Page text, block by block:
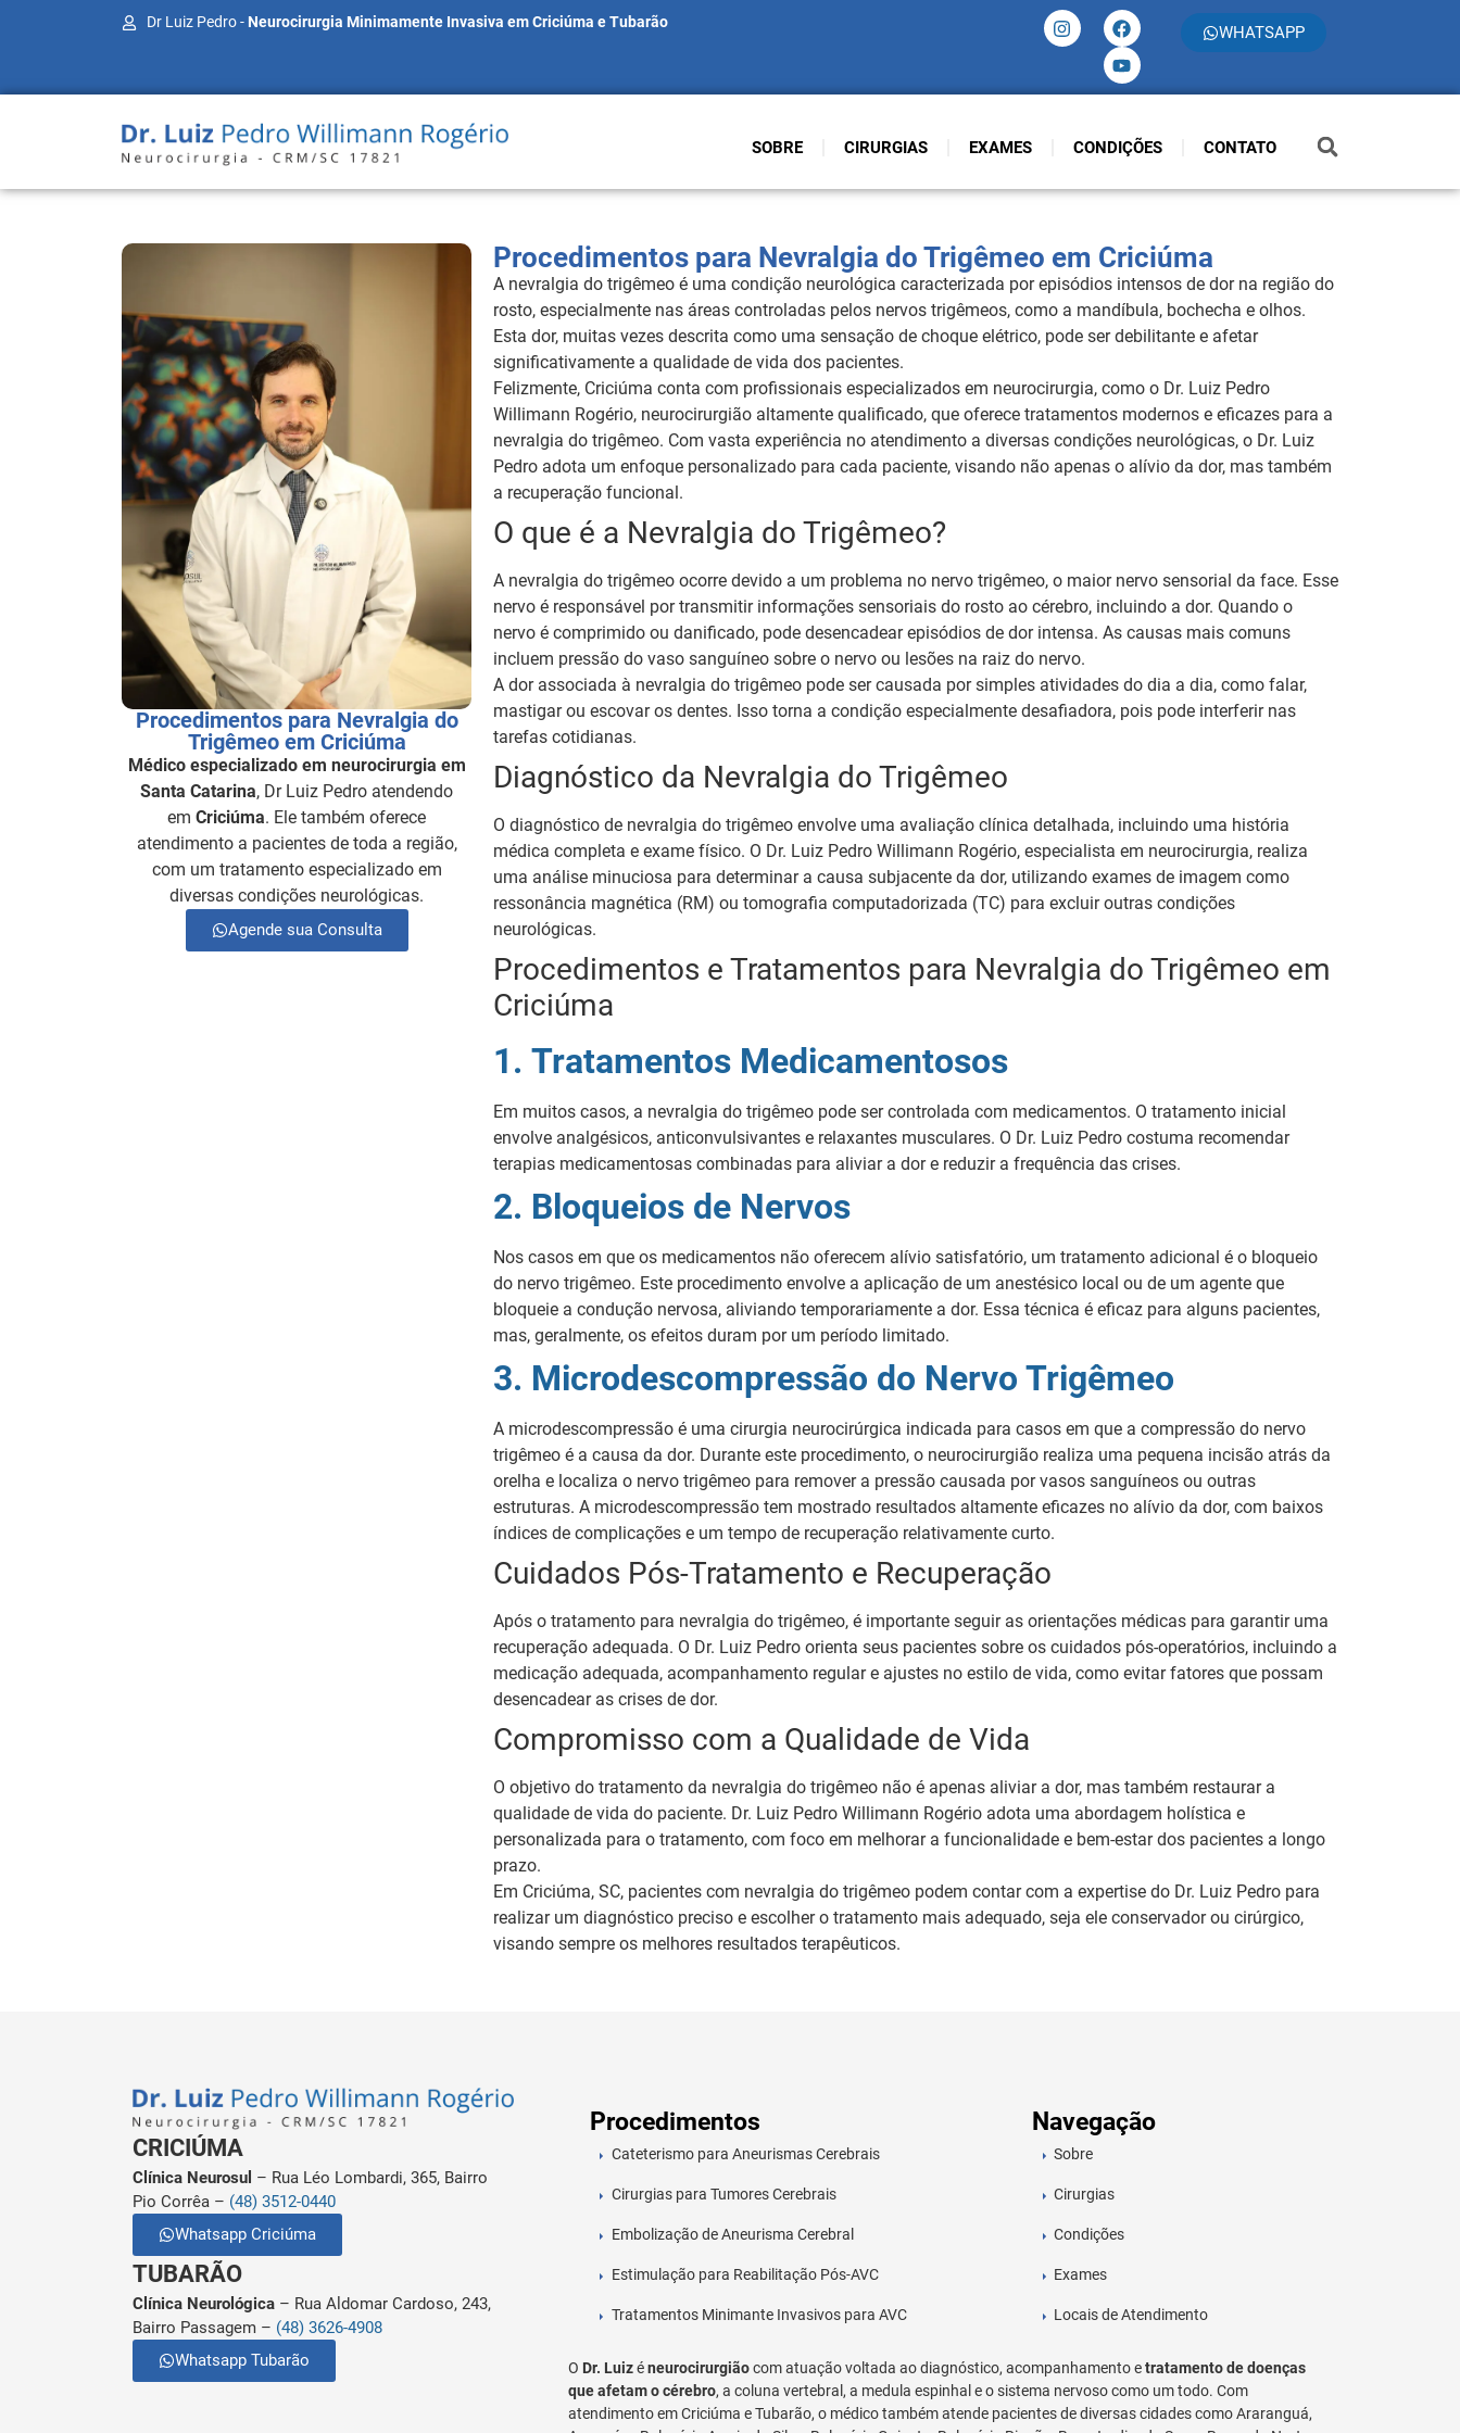
Dr Luiz Pedro - Neurocirurgia Minimamente Invasiva em Criciúma e Tubarão
WHATSAPP
SOBRE CIRURGIAS EXAMES CONDIÇÕES CONTATO
Procedimentos para Nevralgia do
Trigêmeo em Criciúma
Médico especializado em neurocirurgia em
Santa Catarina, Dr Luiz Pedro atendendo
em Criciúma. Ele também oferece
atendimento a pacientes de toda a região,
com um tratamento especializado em
diversas condições neurológicas.
Agende sua Consulta
Procedimentos para Nevralgia do Trigêmeo em Criciúma
A nevralgia do trigêmeo é uma condição neurológica caracterizada por episódios intensos de dor na região do
rosto, especialmente nas áreas controladas pelos nervos trigêmeos, como a mandíbula, bochecha e olhos.
Esta dor, muitas vezes descrita como uma sensação de choque elétrico, pode ser debilitante e afetar
significativamente a qualidade de vida dos pacientes.
Felizmente, Criciúma conta com profissionais especializados em neurocirurgia, como o Dr. Luiz Pedro
Willimann Rogério, neurocirurgião altamente qualificado, que oferece tratamentos modernos e eficazes para a
nevralgia do trigêmeo. Com vasta experiência no atendimento a diversas condições neurológicas, o Dr. Luiz
Pedro adota um enfoque personalizado para cada paciente, visando não apenas o alívio da dor, mas também
a recuperação funcional.
O que é a Nevralgia do Trigêmeo?
A nevralgia do trigêmeo ocorre devido a um problema no nervo trigêmeo, o maior nervo sensorial da face. Esse
nervo é responsável por transmitir informações sensoriais do rosto ao cérebro, incluindo a dor. Quando o
nervo é comprimido ou danificado, pode desencadear episódios de dor intensa. As causas mais comuns
incluem pressão do vaso sanguíneo sobre o nervo ou lesões na raiz do nervo.
A dor associada à nevralgia do trigêmeo pode ser causada por simples atividades do dia a dia, como falar,
mastigar ou escovar os dentes. Isso torna a condição especialmente desafiadora, pois pode interferir nas
tarefas cotidianas.
Diagnóstico da Nevralgia do Trigêmeo
O diagnóstico de nevralgia do trigêmeo envolve uma avaliação clínica detalhada, incluindo uma história
médica completa e exame físico. O Dr. Luiz Pedro Willimann Rogério, especialista em neurocirurgia, realiza
uma análise minuciosa para determinar a causa subjacente da dor, utilizando exames de imagem como
ressonância magnética (RM) ou tomografia computadorizada (TC) para excluir outras condições
neurológicas.
Procedimentos e Tratamentos para Nevralgia do Trigêmeo em
Criciúma
1. Tratamentos Medicamentosos
Em muitos casos, a nevralgia do trigêmeo pode ser controlada com medicamentos. O tratamento inicial
envolve analgésicos, anticonvulsivantes e relaxantes musculares. O Dr. Luiz Pedro costuma recomendar
terapias medicamentosas combinadas para aliviar a dor e reduzir a frequência das crises.
2. Bloqueios de Nervos
Nos casos em que os medicamentos não oferecem alívio satisfatório, um tratamento adicional é o bloqueio
do nervo trigêmeo. Este procedimento envolve a aplicação de um anestésico local ou de um agente que
bloqueie a condução nervosa, aliviando temporariamente a dor. Essa técnica é eficaz para alguns pacientes,
mas, geralmente, os efeitos duram por um período limitado.
3. Microdescompressão do Nervo Trigêmeo
A microdescompressão é uma cirurgia neurocirúrgica indicada para casos em que a compressão do nervo
trigêmeo é a causa da dor. Durante este procedimento, o neurocirurgião realiza uma pequena incisão atrás da
orelha e localiza o nervo trigêmeo para remover a pressão causada por vasos sanguíneos ou outras
estruturas. A microdescompressão tem mostrado resultados altamente eficazes no alívio da dor, com baixos
índices de complicações e um tempo de recuperação relativamente curto.
Cuidados Pós-Tratamento e Recuperação
Após o tratamento para nevralgia do trigêmeo, é importante seguir as orientações médicas para garantir uma
recuperação adequada. O Dr. Luiz Pedro orienta seus pacientes sobre os cuidados pós-operatórios, incluindo a
medicação adequada, acompanhamento regular e ajustes no estilo de vida, como evitar fatores que possam
desencadear as crises de dor.
Compromisso com a Qualidade de Vida
O objetivo do tratamento da nevralgia do trigêmeo não é apenas aliviar a dor, mas também restaurar a
qualidade de vida do paciente. Dr. Luiz Pedro Willimann Rogério adota uma abordagem holística e
personalizada para o tratamento, com foco em melhorar a funcionalidade e bem-estar dos pacientes a longo
prazo.
Em Criciúma, SC, pacientes com nevralgia do trigêmeo podem contar com a expertise do Dr. Luiz Pedro para
realizar um diagnóstico preciso e escolher o tratamento mais adequado, seja ele conservador ou cirúrgico,
visando sempre os melhores resultados terapêuticos.
CRICIÚMA
Clínica Neurosul – Rua Léo Lombardi, 365, Bairro
Pio Corrêa – (48) 3512-0440
Whatsapp Criciúma
TUBARÃO
Clínica Neurológica – Rua Aldomar Cardoso, 243,
Bairro Passagem – (48) 3626-4908
Whatsapp Tubarão
Procedimentos
Cateterismo para Aneurismas Cerebrais
Cirurgias para Tumores Cerebrais
Embolização de Aneurisma Cerebral
Estimulação para Reabilitação Pós-AVC
Tratamentos Minimante Invasivos para AVC
Navegação
Sobre
Cirurgias
Condições
Exames
Locais de Atendimento
O Dr. Luizéneurocirurgiãocom atuação voltada ao diagnóstico, acompanhamento etratamento de doenças
que afetam o cérebro, a coluna vertebral, a medula espinhal e o sistema nervoso como um todo. Com
atendimento em Criciúma e Tubarão, o médico também atende pacientes de diversas cidades como Araranguá,